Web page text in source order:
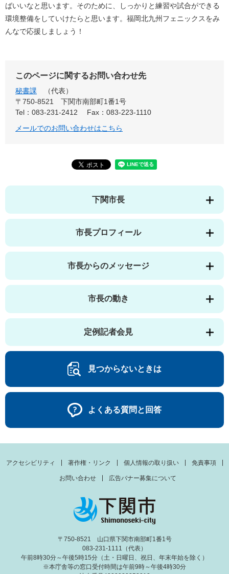
ばいいなと思います。そのために、しっかりと練習や試合ができる
環境整備をしていけたらと思います。福岡北九州フェニックスをみ
んなで応援しましょう！
このページに関するお問い合わせ先
秘書課
代表
〒750-8521
下関市南部町1番1号
Tel：083-231-2412
Fax：083-223-1110
メールでのお問い合わせはこちら
下関市長
市長プロフィール
市長からのメッセージ
市長の動き
定例記者会見
見つからないときは
よくある質問と回答
アクセシビリティ 著作権・リンク 個人情報の取り扱い 免責事項
お問い合わせ 広告バナー募集について
〒750-8521 山口県下関市南部町1番1号
083-231-1111（代表）
午前8時30分～午後5時15分（土・日曜日、祝日、年末年始を除く）
※本庁舎等の窓口受付時間は午前9時～午後4時30分